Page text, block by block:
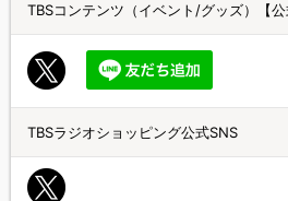
TBSコンテンツ（イベント/グッズ）【公
TBSラジオショッピング公式SNS